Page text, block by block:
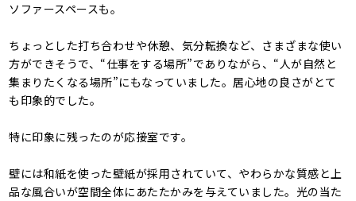
ソファースペースも。
ちょっとした打ち合わせや休憩、気分転換など、さまざまな使い
方ができそうで、“仕事をする場所”でありながら、“人が自然と
集まりたくなる場所”にもなっていました。居心地の良さがとて
も印象的でした。
特に印象に残ったのが応接室です。
壁には和紙を使った壁紙が採用されていて、やわらかな質感と上
品な風合いが空間全体にあたたかみを与えていました。光の当た